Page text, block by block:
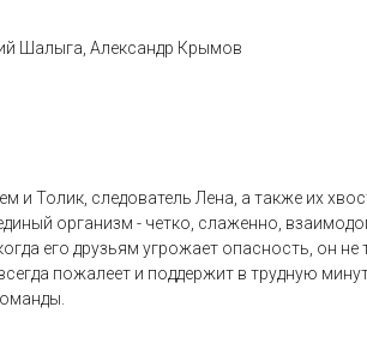
Шалыга, Александр Крымов
и Толик, следователь Лена, а также их
организм - четко, слаженно,
его друзьям угрожает опасность, он
пожалеет и поддержит в трудную